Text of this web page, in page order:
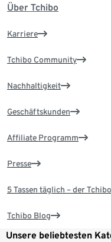
Über Tchibo
Karriere
Tchibo Community
Nachhaltigkeit
Geschäftskunden
Affiliate Programm
Presse
5 Tassen täglich – der
Tchibo Blog
Unsere beliebtesten